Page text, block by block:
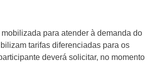
para atender à demanda do
tarifas diferenciadas para os
deverá solicitar, no momento